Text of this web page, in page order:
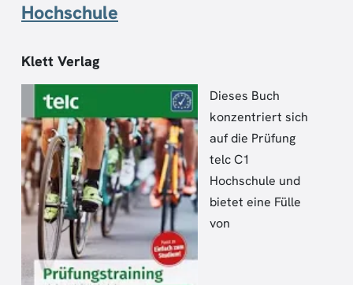
Hochschule
Klett Verlag
Dieses Buch
konzentriert sich
auf die Prüfung
telc C1
Hochschule und
bietet eine Fülle
von